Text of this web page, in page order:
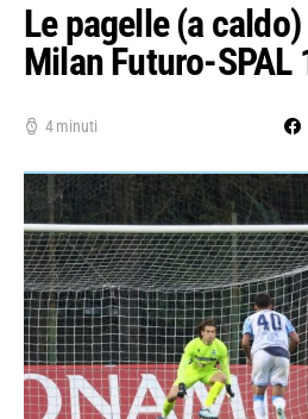
Le pagelle (a
Milan Futuro-SPAL
4 minuti